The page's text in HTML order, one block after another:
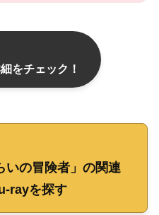
をチェック！
いの冒険者」の関連
rayを探す